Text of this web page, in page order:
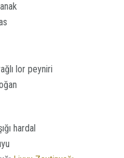
lor peyniri
hardal